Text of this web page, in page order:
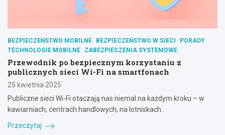
BEZPIECZEŃSTWO MOBILNE BEZPIECZEŃSTWO W SIECI
PORADY
TECHNOLOGIE MOBILNE
ZABEZPIECZENIA SYSTEMOWE
Przewodnik po bezpiecznym korzystaniu z
publicznych sieci Wi-Fi na smartfonach
25 kwietnia 2025
Publiczne sieci Wi-Fi otaczają nas niemal na każdym kroku – w
kawiarniach, centrach handlowych, na lotniskach…
Przeczytaj